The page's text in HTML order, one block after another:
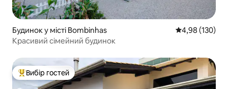
Будинок у місті Bombinhas Середня
4,98 (130)
Красивий сімейний будинок
Топ вибір гостей
Вибір гостей